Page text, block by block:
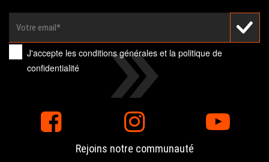
J'accepte lesconditions générales et lapolitique de
confidentialité
Rejoins notre communauté